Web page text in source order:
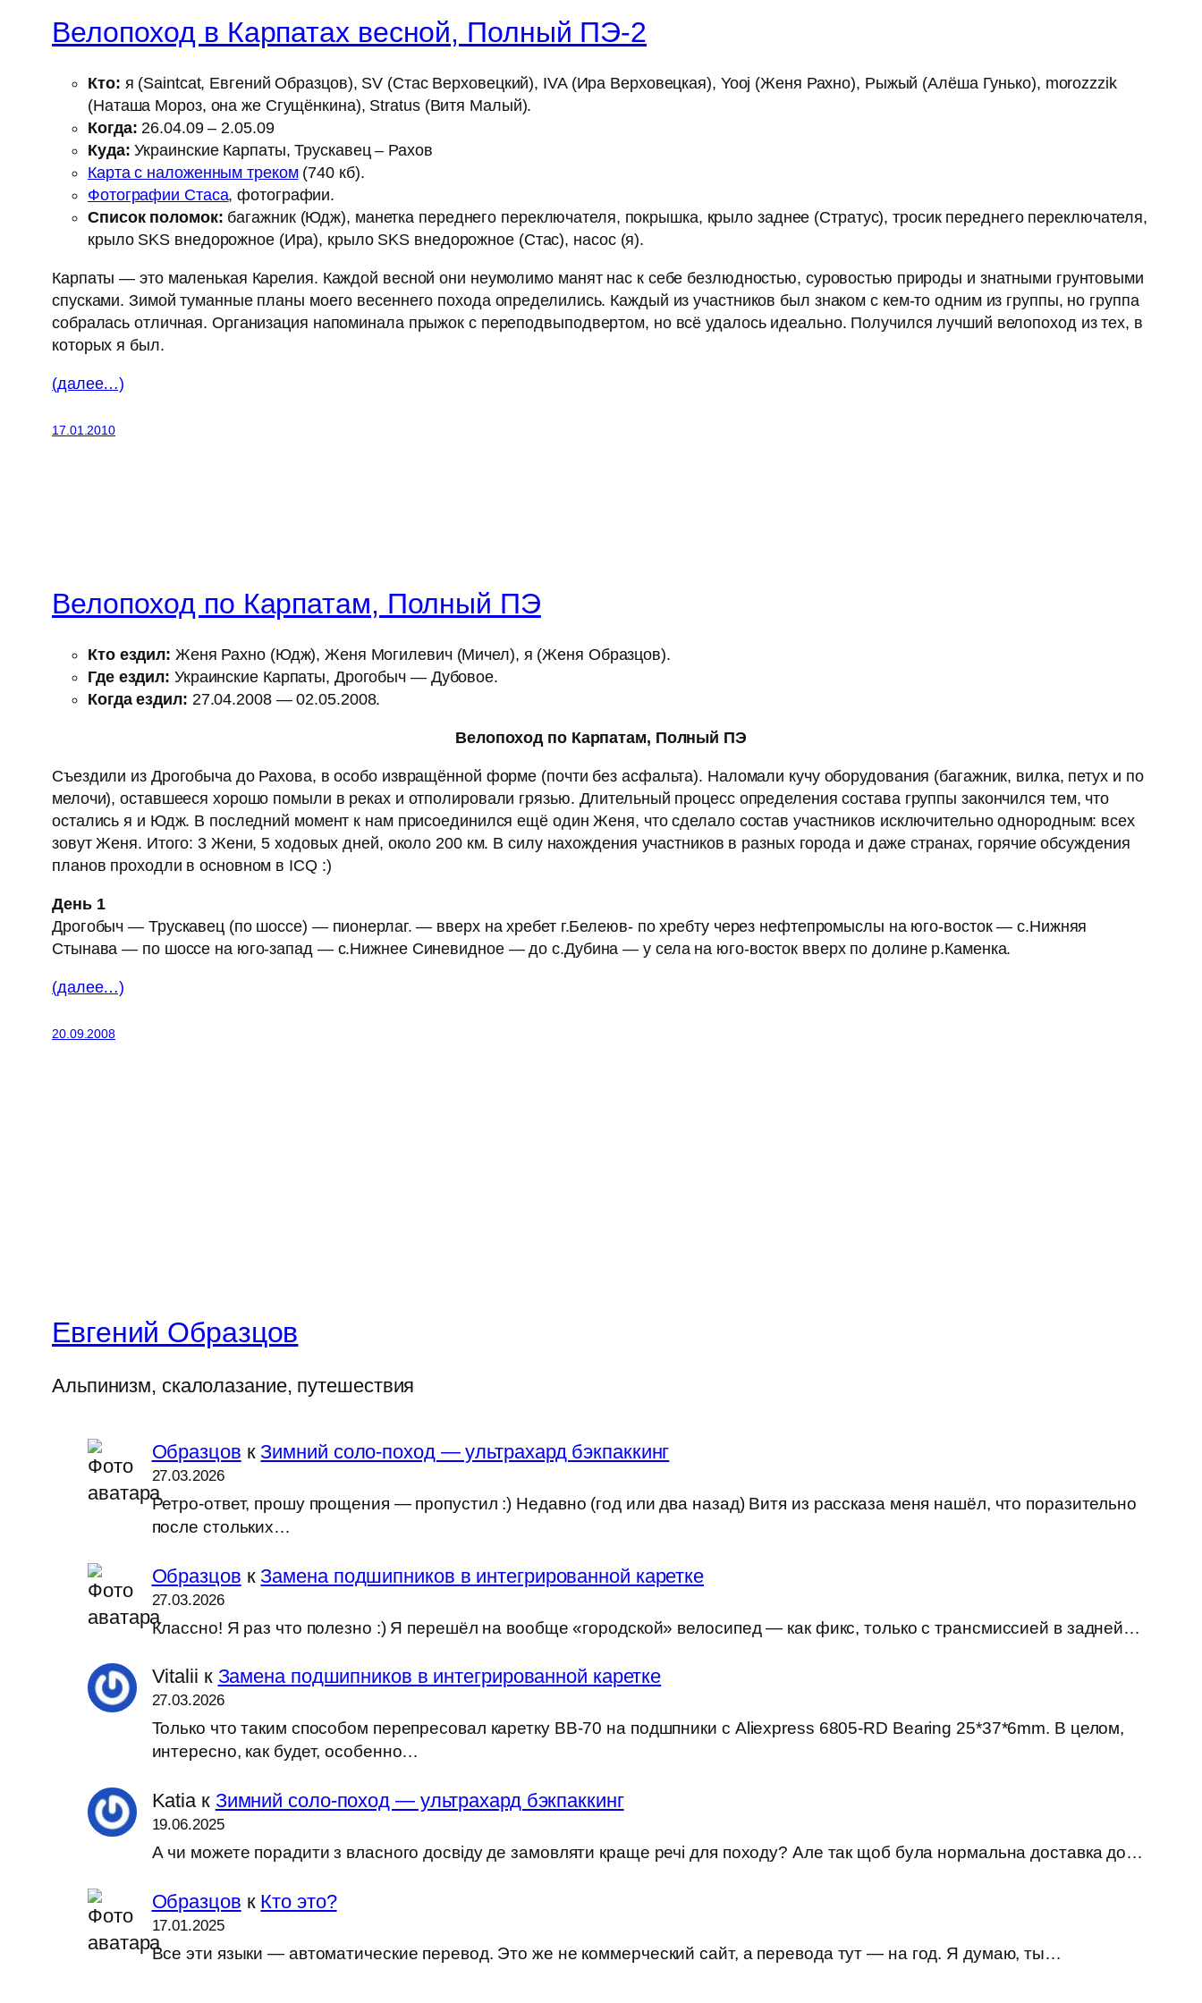
Велопоход в Карпатах весной, Полный ПЭ-2
Кто: я (Saintcat, Евгений Образцов), SV (Стас Верховецкий), IVA (Ира Верховецкая), Yooj (Женя Рахно), Рыжый (Алёша Гунько), morozzzik
(Наташа Мороз, она же Сгущёнкина), Stratus (Витя Малый).
Когда: 26.04.09 – 2.05.09
Куда: Украинские Карпаты, Трускавец – Рахов
Карта с наложенным треком(740 кб).
Фотографии Стаса, фотографии.
Список поломок: багажник (Юдж), манетка переднего переключателя, покрышка, крыло заднее (Стратус), тросик переднего переключателя,
крыло SKS внедорожное (Ира), крыло SKS внедорожное (Стас), насос (я).
Карпаты — это маленькая Карелия. Каждой весной они неумолимо манят нас к себе безлюдностью, суровостью природы и знатными грунтовыми
спусками. Зимой туманные планы моего весеннего похода определились. Каждый из участников был знаком с кем-то одним из группы, но группа
собралась отличная. Организация напоминала прыжок с переподвыподвертом, но всё удалось идеально. Получился лучший велопоход из тех, в
которых я был.
(далее…)
17.01.2010
Велопоход по Карпатам, Полный ПЭ
Кто ездил: Женя Рахно (Юдж), Женя Могилевич (Мичел), я (Женя Образцов).
Где ездил: Украинские Карпаты, Дрогобыч — Дубовое.
Когда ездил: 27.04.2008 — 02.05.2008.
Велопоход по Карпатам, Полный ПЭ
Съездили из Дрогобыча до Рахова, в особо извращённой форме (почти без асфальта). Наломали кучу оборудования (багажник, вилка, петух и по
мелочи), оставшееся хорошо помыли в реках и отполировали грязью. Длительный процесс определения состава группы закончился тем, что
остались я и Юдж. В последний момент к нам присоединился ещё один Женя, что сделало состав участников исключительно однородным: всех
зовут Женя. Итого: 3 Жени, 5 ходовых дней, около 200 км. В силу нахождения участников в разных города и даже странах, горячие обсуждения
планов проходли в основном в ICQ :)
День 1
Дрогобыч — Трускавец (по шоссе) — пионерлаг. — вверх на хребет г.Белеюв- по хребту через нефтепромыслы на юго-восток — с.Нижняя
Стынава — по шоссе на юго-запад — с.Нижнее Синевидное — до с.Дубина — у села на юго-восток вверх по долине р.Каменка.
(далее…)
20.09.2008
Евгений Образцов
Альпинизм, скалолазание, путешествия
Образцов к Зимний соло-поход — ультрахард бэкпаккинг
27.03.2026
Ретро-ответ, прошу прощения — пропустил :) Недавно (год или два назад) Витя из рассказа меня нашёл, что поразительно
после стольких…
Образцов к Замена подшипников в интегрированной каретке
27.03.2026
Классно! Я раз что полезно :) Я перешёл на вообще «городской» велосипед — как фикс, только с трансмиссией в задней…
Vitalii к Замена подшипников в интегрированной каретке
27.03.2026
Только что таким способом перепресовал каретку BB-70 на подшпники с Aliexpress 6805-RD Bearing 25*37*6mm. В целом,
интересно, как будет, особенно…
Katiaк Зимний соло-поход — ультрахард бэкпаккинг
19.06.2025
А чи можете порадити з власного досвіду де замовляти краще речі для походу? Але так щоб була нормальна доставка до…
Образцов к Кто это?
17.01.2025
Все эти языки — автоматические перевод. Это же не коммерческий сайт, а перевода тут — на год. Я думаю, ты…